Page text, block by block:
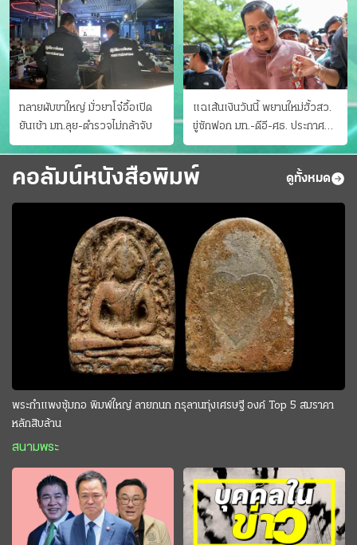
ทลายผับขาใหญ่ มั่วยาโจ๋อื้อเปิด
ยันเช้า มท.ลุย-ตำรวจไม่กล้าจับ
แฉเส้นเงินวันนี้ พยานใหม่ฮั้วสว.
ขู่ซักฟอก มท.-ดีอี-ศธ. ประกาศ
บัญชีท้องถิ่น
คอลัมน์หนังสือพิมพ์ ดูทั้งหมด
พระกำแพงซุ้มกอ พิมพ์ใหญ่ ลายกนก กรุลานทุ่งเศรษฐี องค์ Top 5 สมราคา
หลักสิบล้าน
สนามพระ